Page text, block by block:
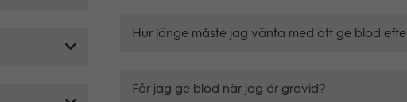
Hur länge måste jag vänta med att ge blod
Får jag ge blod när jag är gravid?